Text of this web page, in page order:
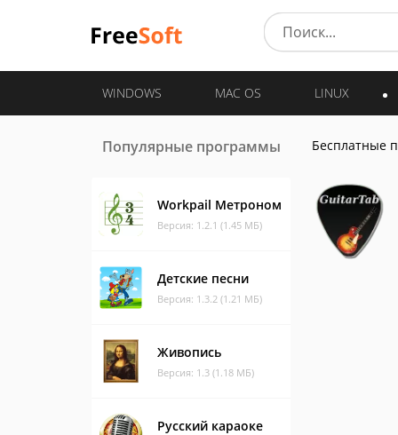
WINDOWS MAC OS LINUX
Популярные программы
Workpail Метроном
Версия: 1.2.1 (1.45 МБ)
Детские песни
Версия: 1.3.2 (1.21 МБ)
Живопись
Версия: 1.3 (1.18 МБ)
Русский караоке
Бесплатные